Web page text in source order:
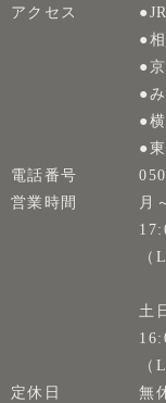
アクセス
●
●
●
●
●
電話番号
営業時間
月
土
定休日
無